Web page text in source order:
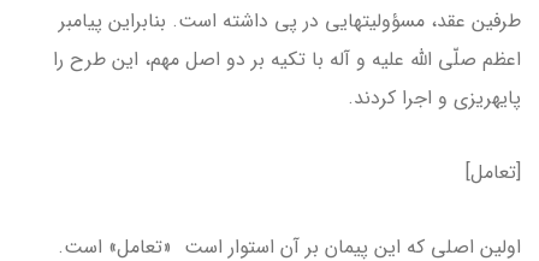
طرفین عقد، مسؤولیت­هایی در پی داشته است. بنابراین پیامبر
اعظم صلّی الله علیه و آله با تکیه بر دو اصل مهم، این طرح را
پایه­ریزی و اجرا کردند.
[تعامل]
اولین اصلی که این پیمان بر آن استوار است «تعامل» است.